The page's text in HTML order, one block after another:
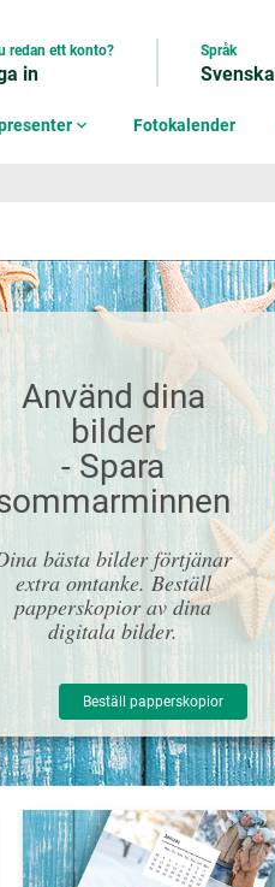
redan ett konto?
in
Språk
Svenska
expand_more Fotokalender
Använd dina
bilder
- Spara
bästa bilder förtjänar
extra omtanke. Beställ
papperskopior av dina
digitala bilder.
Beställ papperskopior